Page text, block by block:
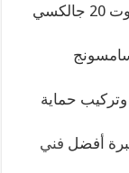
تنزيل برامج اندرويد لأجهزة سامسونج نوت 20 جالكسي
سامسونج
حماية
فني